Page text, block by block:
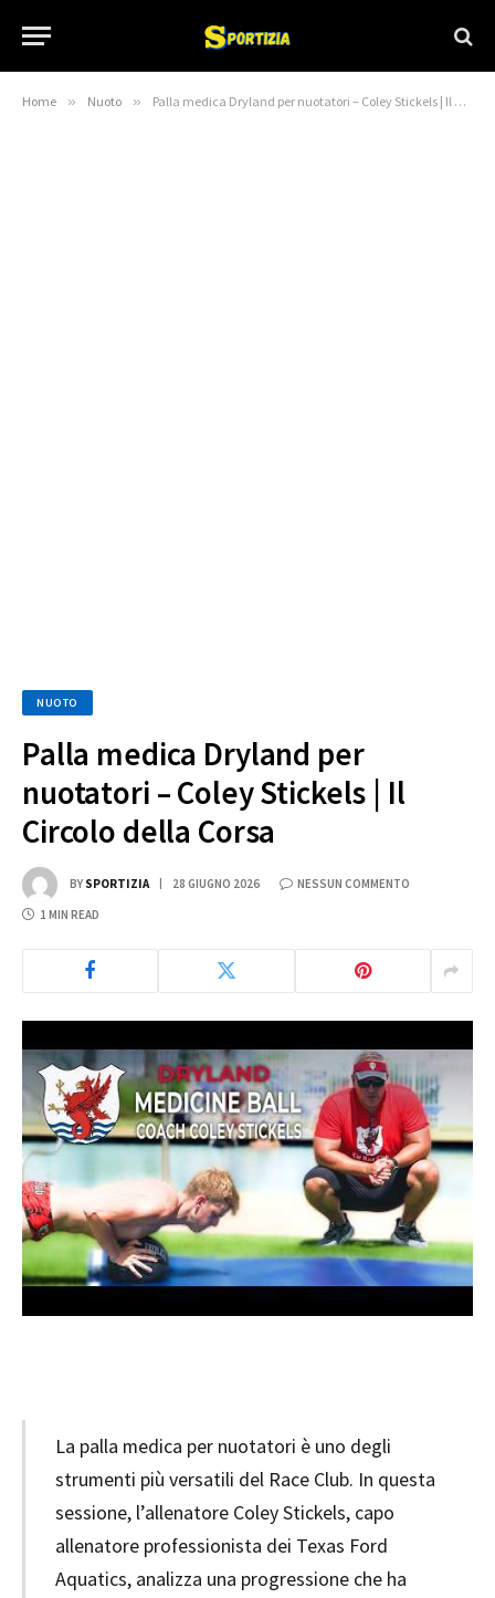
Home » Nuoto » Palla medica Dryland per nuotatori – Coley Stickels | Il Circolo della Corsa
NUOTO
Palla medica Dryland per
nuotatori – Coley Stickels | Il
Circolo della Corsa
BY SPORTIZIA 28 GIUGNO 2026 NESSUN COMMENTO
1 MIN READ
La palla medica per nuotatori è uno degli
strumenti più versatili del Race Club. In questa
sessione, l’allenatore Coley Stickels, capo
allenatore professionista dei Texas Ford
Aquatics, analizza una progressione che ha